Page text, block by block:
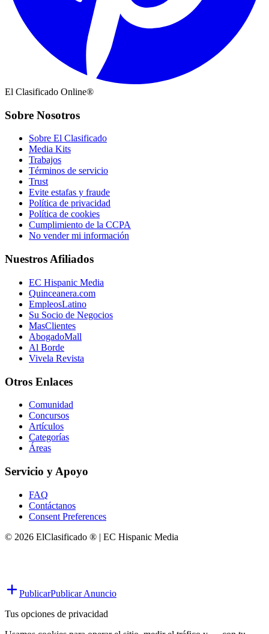
El Clasificado Online®
Sobre Nosotros
Sobre El Clasificado
Media Kits
Trabajos
Términos de servicio
Trust
Evite estafas y fraude
Política de privacidad
Política de cookies
Cumplimiento de la CCPA
No vender mi información
Nuestros Afiliados
EC Hispanic Media
Quinceanera.com
EmpleosLatino
Su Socio de Negocios
MasClientes
AbogadoMall
Al Borde
Vivela Revista
Otros Enlaces
Comunidad
Concursos
Artículos
Categorías
Áreas
Servicio y Apoyo
FAQ
Contáctanos
Consent Preferences
© 2026 ElClasificado ® | EC Hispanic Media
PublicarPublicar Anuncio
Tus opciones de privacidad